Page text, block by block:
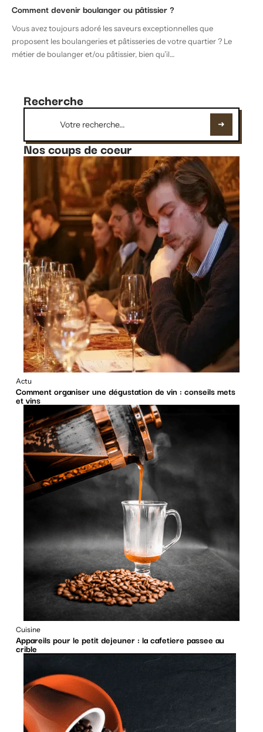
Comment devenir boulanger ou pâtissier ?
Vous avez toujours adoré les saveurs exceptionnelles que
proposent les boulangeries et pâtisseries de votre quartier ? Le
métier de boulanger et/ou pâtissier, bien qu’il…
Recherche
Nos coups de coeur
Actu
Comment organiser une dégustation de vin : conseils mets
et vins
Cuisine
Appareils pour le petit dejeuner : la cafetiere passee au
crible